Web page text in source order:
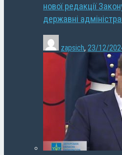
нової редакції
державні
zapsich, 23/12/